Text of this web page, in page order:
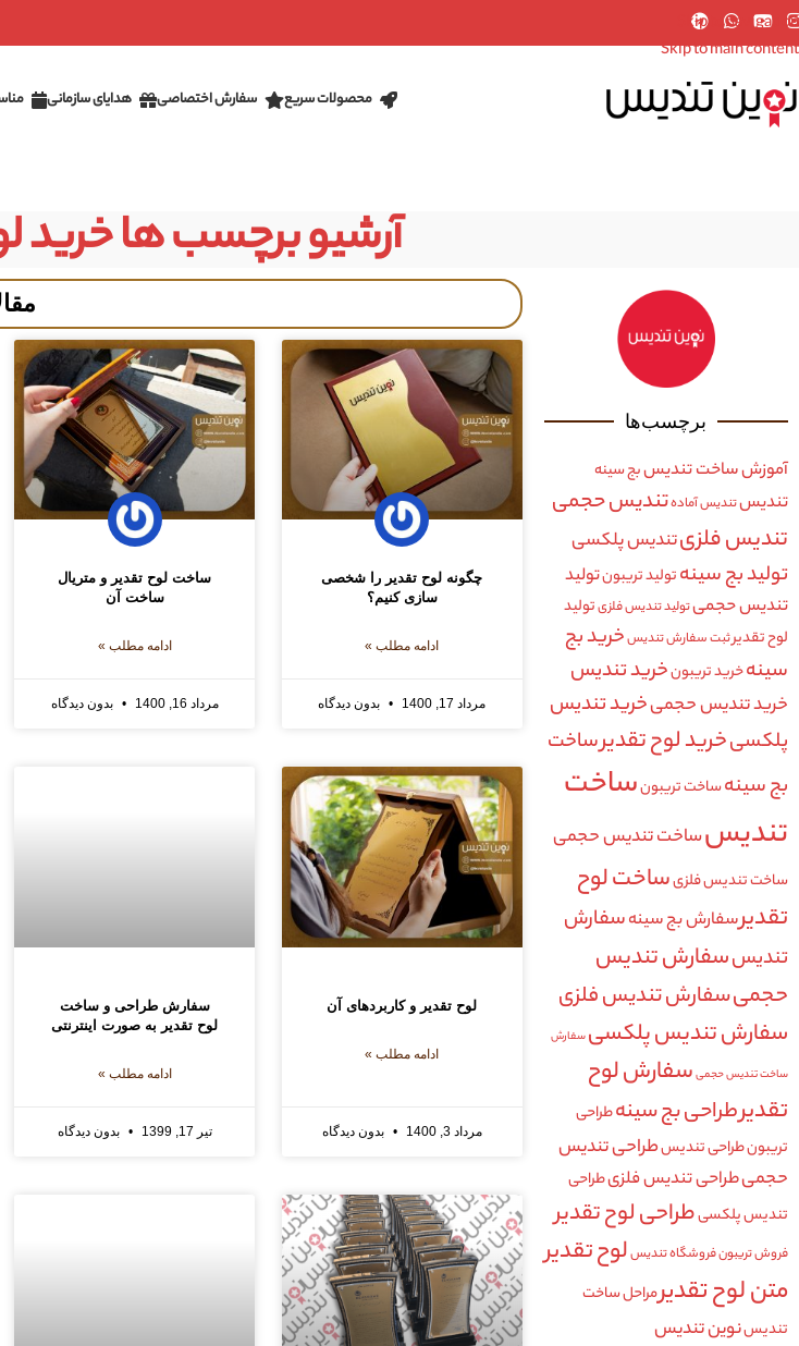
Skip to navigation
Skip to main content
محصولات سریع سفارش اختصاصی هدایای سازمانی
آرشیو برچسب ها خرید
برچسب‌ها
آموزش ساخت تندیسبج سینه
تندیستندیس آمادهتندیس حجمی
تندیس فلزیتندیس پلکسی
تولید بج سینهتولید تریبونتولید
تندیس حجمیتولید تندیس فلزیتولید
لوح تقدیرثبت سفارش تندیسخرید بج
سینهخرید تریبونخرید تندیس
خرید تندیس حجمیخرید تندیس
پلکسیخرید لوح تقدیرساخت
بج سینهساخت تریبونساخت
تندیسساخت تندیس حجمی
ساخت تندیس فلزیساخت لوح
تقدیرسفارش بج سینهسفارش
تندیسسفارش تندیس
حجمیسفارش تندیس فلزی
سفارش تندیس پلکسیسفارش
ساخت تندیس حجمیسفارش لوح
تقدیرطراحی بج سینهطراحی
تریبونطراحی تندیسطراحی تندیس
حجمیطراحی تندیس فلزیطراحی
تندیس پلکسیطراحی لوح تقدیر
فروش تریبونفروشگاه تندیسلوح تقدیر
متن لوح تقدیرمراحل ساخت
تندیسنوین تندیس
چگونه لوح تقدیر را شخصی
سازی کنیم؟
ادامه مطلب »
مرداد 17, 1400 بدون دیدگاه
ساخت لوح تقدیر و متریال
ساخت آن
ادامه مطلب »
مرداد 16, 1400 بدون دیدگاه
لوح تقدیر و کاربردهای آن
ادامه مطلب »
مرداد 3, 1400 بدون دیدگاه
سفارش طراحی و ساخت
لوح تقدیر به صورت اینترنتی
ادامه مطلب »
تیر 17, 1399 بدون دیدگاه